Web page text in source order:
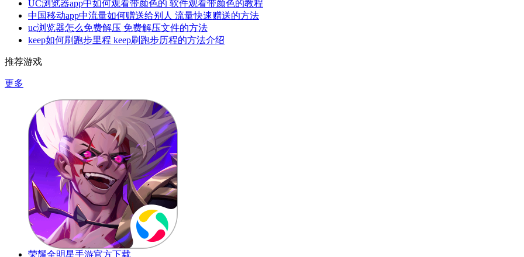
UC浏览器app中如何观看带颜色的 软件观看带颜色的教程
中国移动app中流量如何赠送给别人 流量快速赠送的方法
uc浏览器怎么免费解压 免费解压文件的方法
keep如何刷跑步里程 keep刷跑步历程的方法介绍
推荐游戏
更多
荣耀全明星手游官方下载